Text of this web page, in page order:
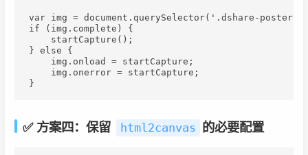
var img = document.querySelector('.dshare-poster-
if (img.complete) {
    startCapture();
} else {
    img.onload = startCapture;
    img.onerror = startCapture;
}
✅ 方案四：保留 html2canvas 的必要配置